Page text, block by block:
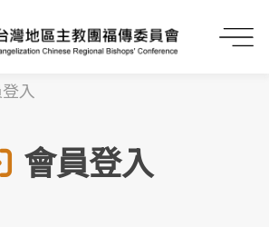
入
會員登入